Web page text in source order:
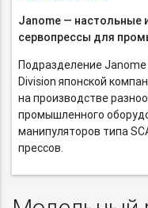
Janome — настольные
сервопрессы для
Подразделение
Division японской
на производстве
промышленного
манипуляторов типа
прессов.